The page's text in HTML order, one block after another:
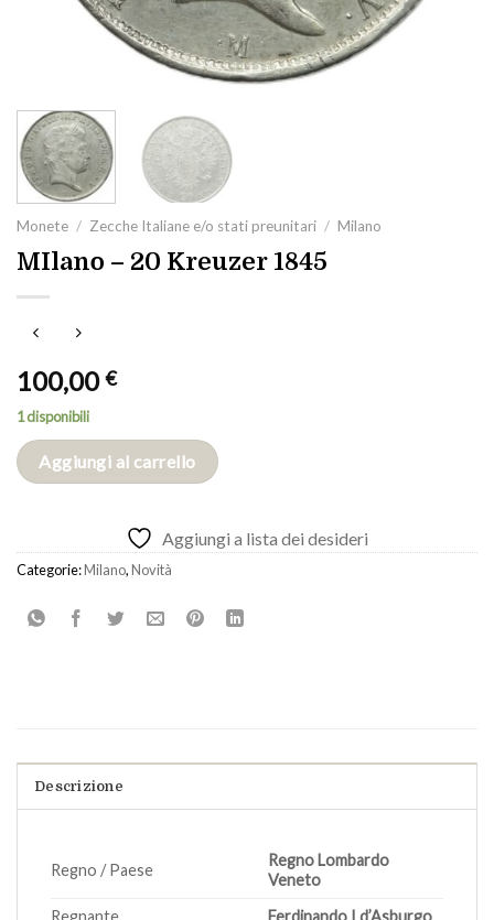
Monete / Zecche Italiane e/o stati preunitari / Milano
MIlano – 20 Kreuzer 1845
100,00€
1 disponibili
Aggiungi al carrello
Aggiungi a lista dei desideri
Categorie:Milano,Novità
Descrizione
Regno / Paese
Regno Lombardo
Veneto
Regnante
Ferdinando I d’Asburgo